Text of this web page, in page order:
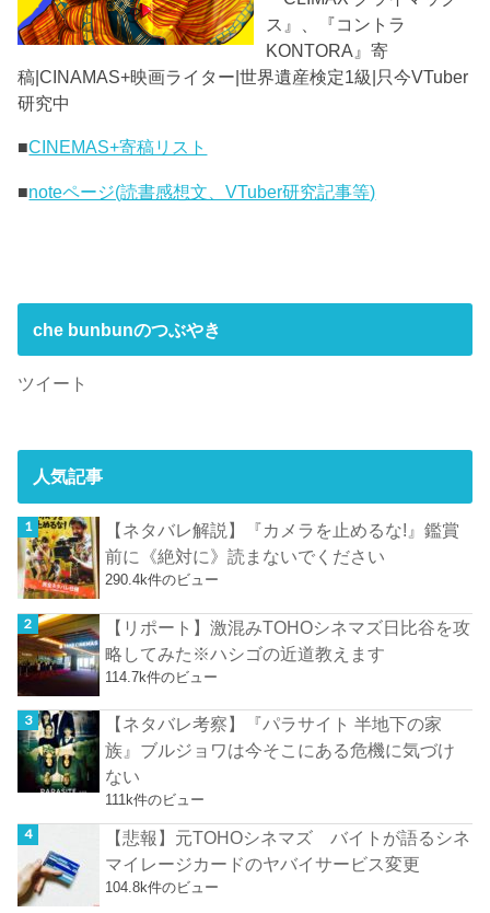
ス』、『コントラ
KONTORA』寄
稿|CINAMAS+映画ライター|世界遺産検定1級|只今VTuber
研究中
■CINEMAS+寄稿リスト
■noteページ(読書感想文、VTuber研究記事等)
che bunbunのつぶやき
ツイート
人気記事
【ネタバレ解説】『カメラを止めるな!』鑑賞
前に《絶対に》読まないでください
290.4k件のビュー
【リポート】激混みTOHOシネマズ日比谷を攻
略してみた※ハシゴの近道教えます
114.7k件のビュー
【ネタバレ考察】『パラサイト 半地下の家
族』ブルジョワは今そこにある危機に気づけ
ない
111k件のビュー
【悲報】元TOHOシネマズ バイトが語るシネ
マイレージカードのヤバイサービス変更
104.8k件のビュー